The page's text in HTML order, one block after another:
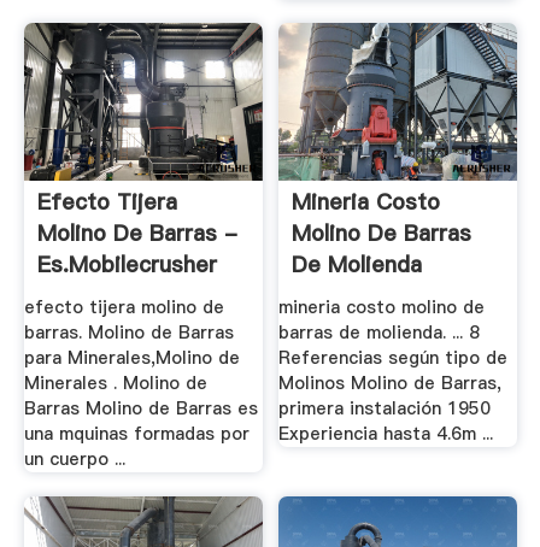
Efecto Tijera
Molino De Barras -
Es.mobilecrusher
efecto tijera molino de
barras. Molino de Barras
para Minerales,Molino de
Minerales . Molino de
Barras Molino de Barras es
una mquinas formadas por
un cuerpo ...
Mineria Costo
Molino De Barras
De Molienda
mineria costo molino de
barras de molienda. ... 8
Referencias según tipo de
Molinos Molino de Barras,
primera instalación 1950
Experiencia hasta 4.6m ...